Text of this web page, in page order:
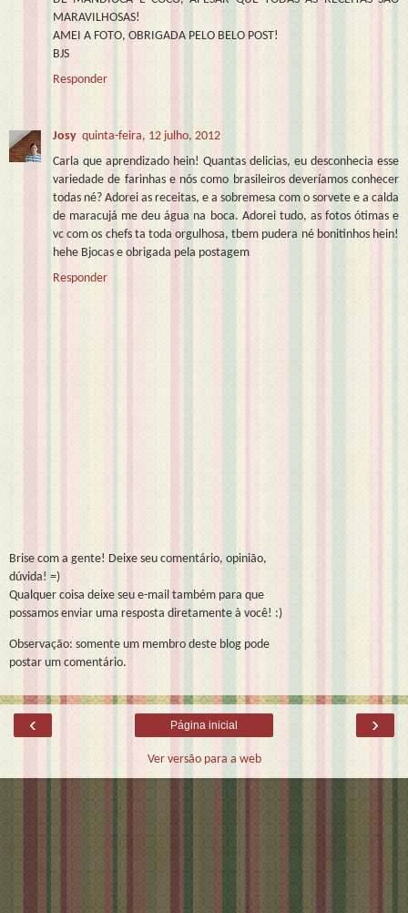
MARAVILHOSAS!
AMEI A FOTO, OBRIGADA PELO BELO POST!
BJS
Responder
Josy quinta-feira, 12 julho, 2012
Carla que aprendizado hein! Quantas delicias, eu desconhecia esse
variedade de farinhas e nós como brasileiros deveríamos conhecer
todas né? Adorei as receitas, e a sobremesa com o sorvete e a calda
de maracujá me deu água na boca. Adorei tudo, as fotos ótimas e
vc com os chefs ta toda orgulhosa, tbem pudera né bonitinhos hein!
hehe Bjocas e obrigada pela postagem
Responder
Brise com a gente! Deixe seu comentário, opinião,
dúvida! =)
Qualquer coisa deixe seu e-mail também para que
possamos enviar uma resposta diretamente à você! :)
Observação: somente um membro deste blog pode
postar um comentário.
‹ ›
Página inicial
Ver versão para a web